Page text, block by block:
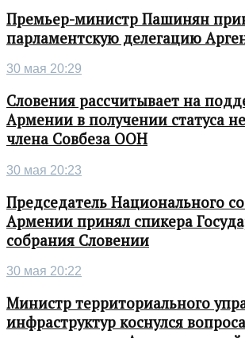
Премьер-министр Пашинян
парламентскую делегацию
30 мая 20:29
Словения рассчитывает на
Армении в получении статуса
члена Совбеза ООН
30 мая 20:23
Председатель Национального
Армении принял спикера
собрания Словении
30 мая 20:22
Министр территориального
инфраструктур коснулся вопроса